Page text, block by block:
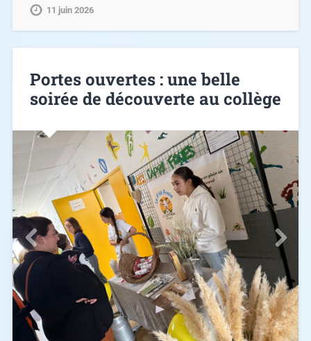
Portes ouvertes : une belle
soirée de découverte au collège